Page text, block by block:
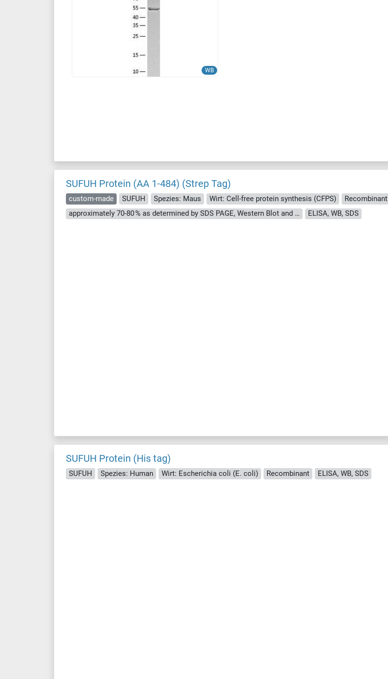
WB
SUFUH Protein (AA 1-484) (Strep Tag)
custom-made SUFUH Spezies: Maus Wirt: Cell-free protein synthesis (CFPS)
Recombinant
approximately 70-80 % as determined by SDS PAGE, Western Blot and analytical SEC (HPLC).
ELISA, WB, SDS
SUFUH Protein (His tag)
SUFUH Spezies: Human Wirt: Escherichia coli (E. coli) Recombinant ELISA, WB, SDS